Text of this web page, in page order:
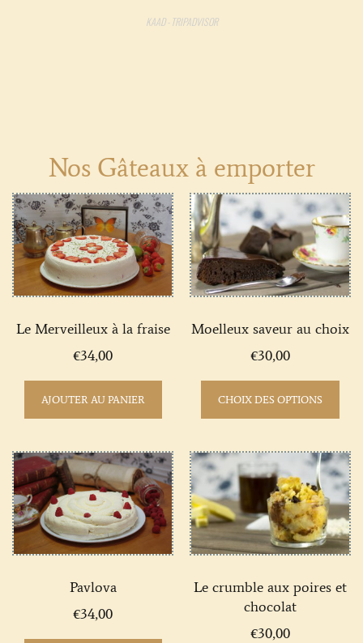
KAAD - TRIPADVISOR
Nos Gâteaux à emporter
Le Merveilleux à la fraise
€34,00
AJOUTER AU PANIER
Moelleux saveur au choix
€30,00
CHOIX DES OPTIONS
Pavlova
€34,00
Le crumble aux poires et
chocolat
€30,00